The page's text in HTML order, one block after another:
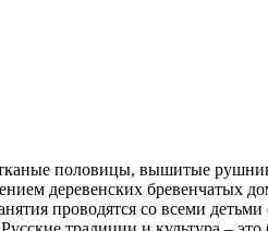
половицы, вышитые
деревенских бревенчатых
проводятся со всеми детьми